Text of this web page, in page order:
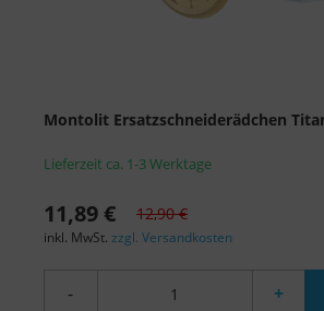
Montolit Ersatzschneiderädchen
Lieferzeit ca. 1-3 Werktage
11,89 € 12,90 €
inkl. MwSt. zzgl. Versandkosten
- +